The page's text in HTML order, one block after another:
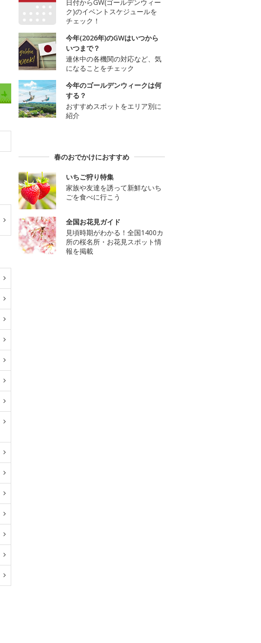
日付からGW(ゴールデンウィー
ク)のイベントスケジュールを
チェック！
今年(2026年)のGWはいつから
いつまで？
連休中の各機関の対応など、気
になることをチェック
今年のゴールデンウィークは何
する？
おすすめスポットをエリア別に
紹介
春のおでかけにおすすめ
いちご狩り特集
家族や友達を誘って新鮮ないち
ごを食べに行こう
全国お花見ガイド
見頃時期がわかる！全国1400カ
所の桜名所・お花見スポット情
報を掲載